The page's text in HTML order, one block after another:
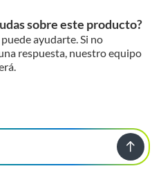
sobre este producto?
ayudarte. Si no
respuesta, nuestro equipo